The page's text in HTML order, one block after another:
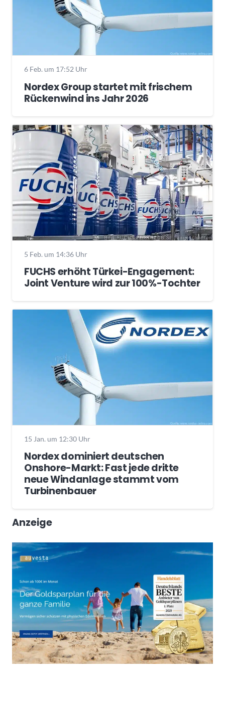
6 Feb. um 17:52 Uhr
Nordex Group startet mit frischem
Rückenwind ins Jahr 2026
5 Feb. um 14:36 Uhr
FUCHS erhöht Türkei-Engagement:
Joint Venture wird zur 100%-Tochter
15 Jan. um 12:30 Uhr
Nordex dominiert deutschen
Onshore-Markt: Fast jede dritte
neue Windanlage stammt vom
Turbinenbauer
Anzeige